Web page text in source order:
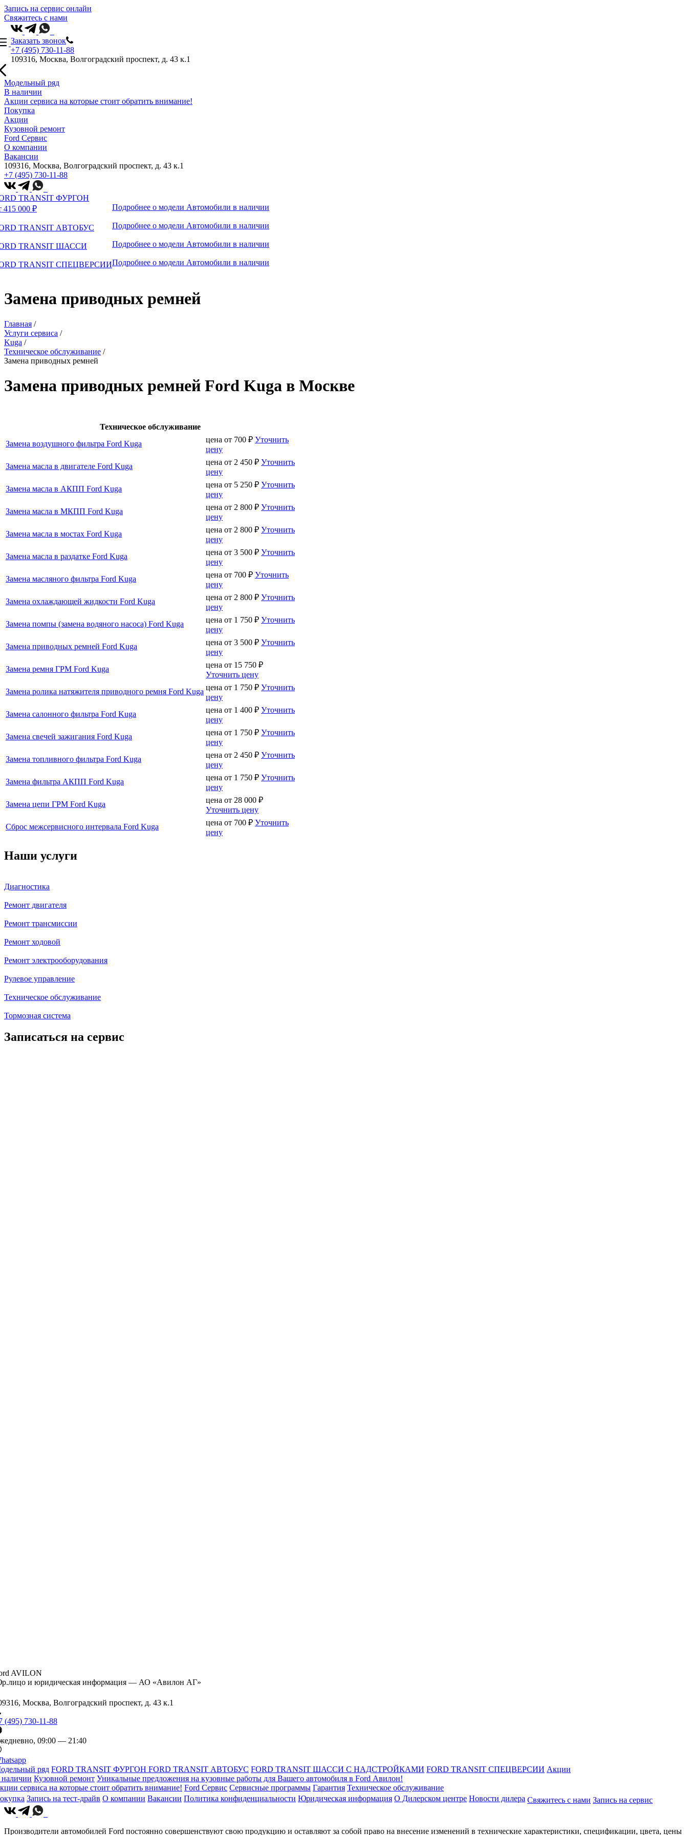
Запись на сервис онлайн
Свяжитесь с нами
Заказать звонок
+7 (495) 730-11-88
109316, Москва, Волгоградский проспект, д. 43 к.1
Модельный ряд
В наличии
Акции сервиса на которые стоит обратить внимание!
Покупка
Акции
Кузовной ремонт
Ford Сервис
О компании
Вакансии
109316, Москва, Волгоградский проспект, д. 43 к.1
+7 (495) 730-11-88
TRANSIT ФУРГОН
415 000 ₽
TRANSIT АВТОБУС
TRANSIT ШАССИ
TRANSIT СПЕЦВЕРСИИ
Подробнее о модели Автомобили в наличии
Подробнее о модели Автомобили в наличии
Подробнее о модели Автомобили в наличии
Подробнее о модели Автомобили в наличии
Замена приводных ремней
Главная /
Услуги сервиса /
Kuga /
Техническое обслуживание /
Замена приводных ремней
Замена приводных ремней Ford Kuga в Москве
Техническое обслуживание
Замена воздушного фильтра Ford Kuga
цена от 700 ₽ Уточнить
цену
Замена масла в двигателе Ford Kuga
цена от 2 450 ₽ Уточнить
цену
Замена масла в АКПП Ford Kuga
цена от 5 250 ₽ Уточнить
цену
Замена масла в МКПП Ford Kuga
цена от 2 800 ₽ Уточнить
цену
Замена масла в мостах Ford Kuga
цена от 2 800 ₽ Уточнить
цену
Замена масла в раздатке Ford Kuga
цена от 3 500 ₽ Уточнить
цену
Замена масляного фильтра Ford Kuga
цена от 700 ₽ Уточнить
цену
Замена охлаждающей жидкости Ford Kuga
цена от 2 800 ₽ Уточнить
цену
Замена помпы (замена водяного насоса) Ford Kuga
цена от 1 750 ₽ Уточнить
цену
Замена приводных ремней Ford Kuga
цена от 3 500 ₽ Уточнить
цену
Замена ремня ГРМ Ford Kuga
цена от 15 750 ₽
Уточнить цену
Замена ролика натяжителя приводного ремня Ford Kuga цена от 1 750 ₽ Уточнить
цену
Замена салонного фильтра Ford Kuga
цена от 1 400 ₽ Уточнить
цену
Замена свечей зажигания Ford Kuga
цена от 1 750 ₽ Уточнить
цену
Замена топливного фильтра Ford Kuga
цена от 2 450 ₽ Уточнить
цену
Замена фильтра АКПП Ford Kuga
цена от 1 750 ₽ Уточнить
цену
Замена цепи ГРМ Ford Kuga
цена от 28 000 ₽
Уточнить цену
Сброс межсервисного интервала Ford Kuga
цена от 700 ₽ Уточнить
цену
Наши услуги
Диагностика
Ремонт двигателя
Ремонт трансмиссии
Ремонт ходовой
Ремонт электрооборудования
Рулевое управление
Техническое обслуживание
Тормозная система
Записаться на сервис
AVILON
и юридическая информация — АО «Авилон АГ»
Москва, Волгоградский проспект, д. 43 к.1
(495) 730-11-88
09:00 — 21:40
ряд FORD TRANSIT ФУРГОН FORD TRANSIT АВТОБУС FORD TRANSIT ШАССИ С НАДСТРОЙКАМИ FORD TRANSIT СПЕЦВЕРСИИ Акции
Кузовной ремонт Уникальные предложения на кузовные работы для Вашего автомобиля в Ford Авилон!
сервиса на которые стоит обратить внимание! Ford Сервис Сервисные программы Гарантия Техническое обслуживание
Запись на тест-драйв О компании Вакансии Политика конфиденциальности Юридическая информация О Дилерском центре Новости дилера Свяжитесь с нами Запись на сервис
Производители автомобилей Ford постоянно совершенствуют свою продукцию и оставляют за собой право на внесение изменений в технические характеристики, спецификации, цвета, цены